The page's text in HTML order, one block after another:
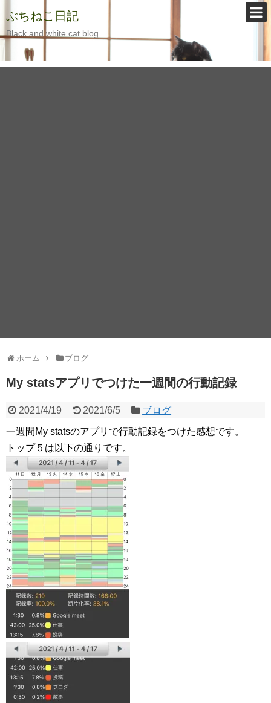
ぶちねこ日記
Black and white cat blog
ホーム ブログ
My statsアプリでつけた一週間の行動記録
2021/4/19 2021/6/5 ブログ
一週間My statsのアプリで行動記録をつけた感想です。
トップ５は以下の通りです。